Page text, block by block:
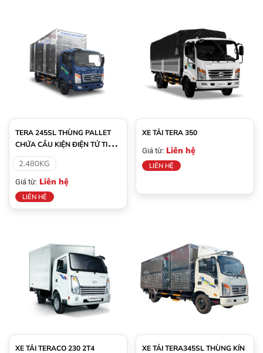
TERA 245SL THÙNG PALLET
CHỨA CẦU KIỆN ĐIỆN TỬ TIẾN
PHÁT
2.480KG
Giá từ: Liên hệ
LIÊN HỆ
XE TẢI TERA 350
Giá từ: Liên hệ
LIÊN HỆ
XE TẢI TERACO 230 2T4
XE TẢI TERA345SL THÙNG KÍN